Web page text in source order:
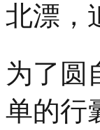
北漂，
为了圆
单的行